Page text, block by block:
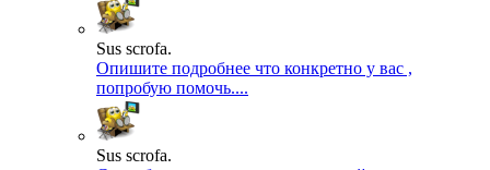
Sus scrofa.
Опишите подробнее что конкретно у вас ,
попробую помочь....
Sus scrofa.